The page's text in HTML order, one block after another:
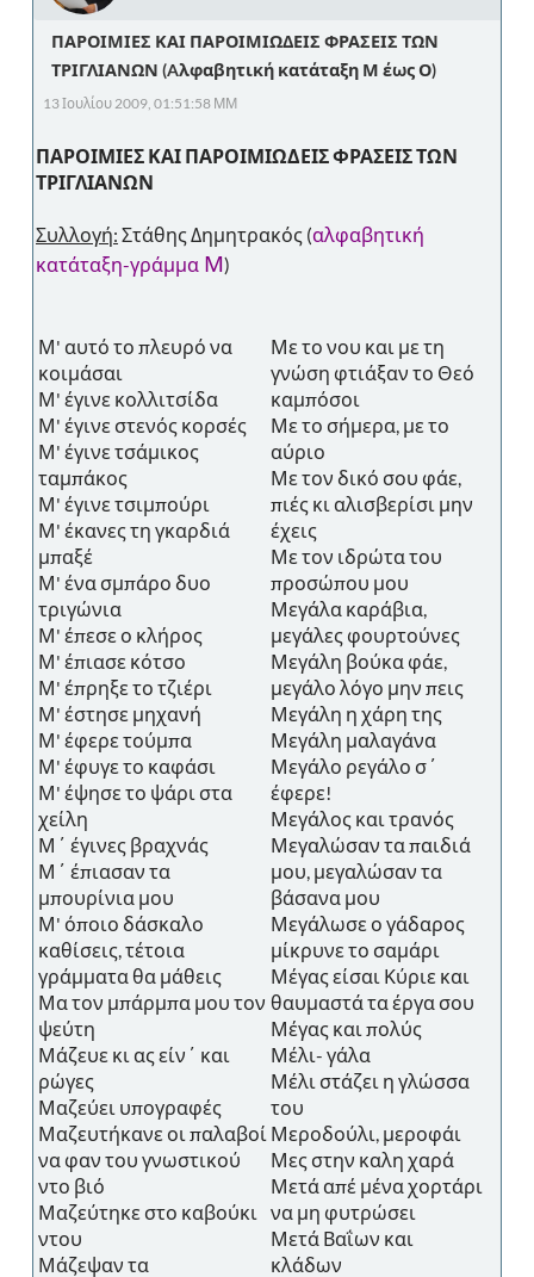
ΠΑΡΟΙΜΙΕΣ ΚΑΙ ΠΑΡΟΙΜΙΩΔΕΙΣ ΦΡΑΣΕΙΣ ΤΩΝ
ΤΡΙΓΛΙΑΝΩΝ (Aλφαβητική κατάταξη Μ έως Ο)
13 Ιουλίου 2009, 01:51:58 ΜΜ
ΠΑΡΟΙΜΙΕΣ ΚΑΙ ΠΑΡΟΙΜΙΩΔΕΙΣ ΦΡΑΣΕΙΣ ΤΩΝ
ΤΡΙΓΛΙΑΝΩΝ
Συλλογή: Στάθης Δημητρακός (αλφαβητική
κατάταξη-γράμμα Μ)
Μ' αυτό το πλευρό να
κοιμάσαι
Μ' έγινε κολλιτσίδα
Μ' έγινε στενός κορσές
Μ' έγινε τσάμικος
ταμπάκος
Μ' έγινε τσιμπούρι
Μ' έκανες τη γκαρδιά
μπαξέ
Μ' ένα σμπάρο δυο
τριγώνια
Μ' έπεσε ο κλήρος
Μ' έπιασε κότσο
Μ' έπρηξε το τζιέρι
Μ' έστησε μηχανή
Μ' έφερε τούμπα
Μ' έφυγε το καφάσι
Μ' έψησε το ψάρι στα
χείλη
Μ΄ έγινες βραχνάς
Μ΄ έπιασαν τα
μπουρίνια μου
Μ' όποιο δάσκαλο
καθίσεις, τέτοια
γράμματα θα μάθεις
Μα τον μπάρμπα μου τον
ψεύτη
Μάζευε κι ας είν΄ και
ρώγες
Μαζεύει υπογραφές
Μαζευτήκανε οι παλαβοί
να φαν του γνωστικού
ντο βιό
Μαζεύτηκε στο καβούκι
ντου
Μάζεψαν τα
Με το νου και με τη
γνώση φτιάξαν το Θεό
καμπόσοι
Με το σήμερα, με το
αύριο
Με τον δικό σου φάε,
πιές κι αλισβερίσι μην
έχεις
Με τον ιδρώτα του
προσώπου μου
Μεγάλα καράβια,
μεγάλες φουρτούνες
Μεγάλη βούκα φάε,
μεγάλο λόγο μην πεις
Μεγάλη η χάρη της
Μεγάλη μαλαγάνα
Μεγάλο ρεγάλο σ΄
έφερε!
Μεγάλος και τρανός
Μεγαλώσαν τα παιδιά
μου, μεγαλώσαν τα
βάσανα μου
Μεγάλωσε ο γάδαρος
μίκρυνε το σαμάρι
Μέγας είσαι Κύριε και
θαυμαστά τα έργα σου
Μέγας και πολύς
Μέλι- γάλα
Μέλι στάζει η γλώσσα
του
Μεροδούλι, μεροφάι
Μες στην καλη χαρά
Μετά απέ μένα χορτάρι
να μη φυτρώσει
Μετά Βαΐων και
κλάδων